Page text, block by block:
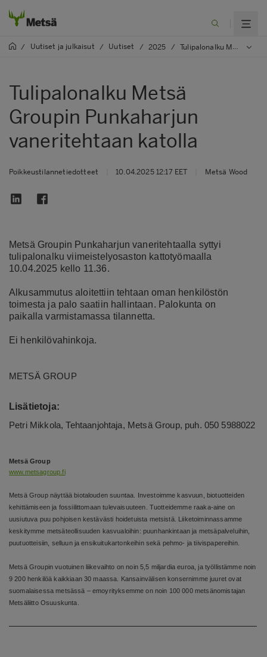
/ Uutiset ja julkaisut / Uutiset / 2025 / Tulipalonalku Metsä Groupin Punkaharjun vaneritehtaan katolla
Tulipalonalku Metsä
Groupin Punkaharjun
vaneritehtaan katolla
Poikkeustilannetiedotteet 10.04.2025 12:17 EET Metsä Wood
Metsä Groupin Punkaharjun vaneritehtaalla syttyi
tulipalonalku viimeistelyosaston kattotyömaalla
10.04.2025 kello 11.36.
Alkusammutus aloitettiin tehtaan oman henkilöstön
toimesta ja palo saatiin hallintaan. Palokunta on
paikalla varmistamassa tilannetta.
Ei henkilövahinkoja.
METSÄ GROUP
Lisätietoja:
Petri Mikkola, Tehtaanjohtaja, Metsä Group, puh. 050 5988022
Metsä Group
www.metsagroup.fi
Metsä Group näyttää biotalouden suuntaa. Investoimme kasvuun, biotuotteiden
kehittämiseen ja fossiilittomaan tulevaisuuteen. Tuotteidemme raaka-aine on
uusiutuva puu pohjoisen kestävästi hoidetuista metsistä. Liiketoiminnassamme
keskitymme metsäteollisuuden kasvualoihin: puunhankintaan ja metsäpalveluihin,
puutuotteisiin, selluun ja ensikuitukartonkeihin sekä pehmo- ja tiivispapereihin.
Metsä Groupin vuotuinen liikevaihto on noin 5,5 miljardia euroa, ja työllistämme noin
9 200 henkilöä kaikkiaan 30 maassa. Kansainvälisen konsernimme juuret ovat
suomalaisessa metsässä – emoyrityksemme on noin 100 000 metsänomistajan
Metsäliitto Osuuskunta.